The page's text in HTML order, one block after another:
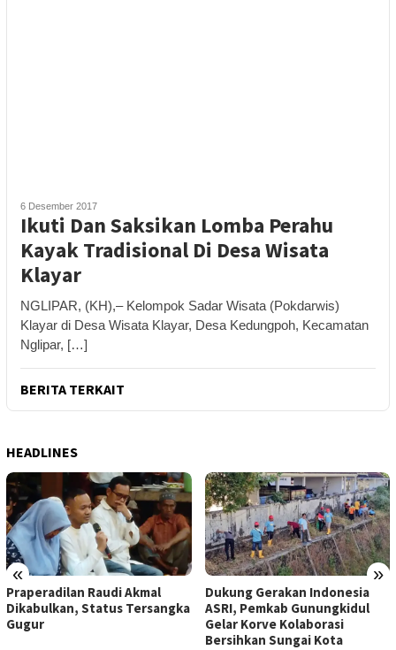
6 Desember 2017
Ikuti Dan Saksikan Lomba Perahu
Kayak Tradisional Di Desa Wisata
Klayar
NGLIPAR, (KH),– Kelompok Sadar Wisata (Pokdarwis)
Klayar di Desa Wisata Klayar, Desa Kedungpoh, Kecamatan
Nglipar, […]
BERITA TERKAIT
HEADLINES
« »
Dukung Gerakan Indonesia
ASRI, Pemkab Gunungkidul
Gelar Korve Kolaborasi
Pemkab Gunungkidul Dorong
Tol Tembus Nglanggeran,
Bahas Akses Jalan hingga
Potensi Pariwisata